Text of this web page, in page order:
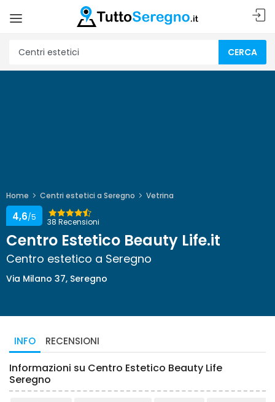
CERCA
Home Centri estetici a Seregno Vetrina
38 Recensioni
4,6/5
Centro Estetico Beauty Life.it
Centro estetico a Seregno
Via Milano 37, Seregno
INFO RECENSIONI
Informazioni su Centro Estetico Beauty Life
Seregno